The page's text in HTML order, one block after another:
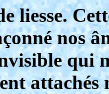
liesse.
nos
qui
attachés